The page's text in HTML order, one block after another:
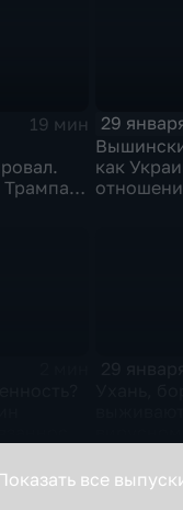
19 мин
29
как
все